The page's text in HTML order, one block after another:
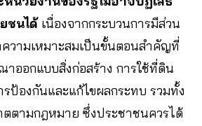
ชนได้ เนื่องจากกระบวนการมีส่วน
วามเหมาะสมเป็นขั้นตอนสำคัญที่
าออกแบบสิ่งก่อสร้าง การใช้ที่ดิน
ป้องกันและแก้ไขผลกระทบ รวมทั้ง
ตามกฎหมาย ซึ่งประชาชนควรได้